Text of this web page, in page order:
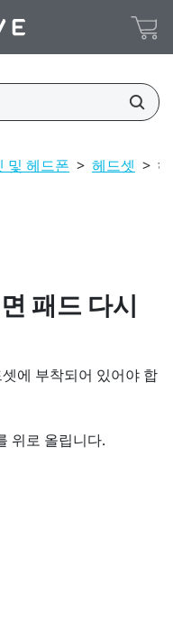
및 헤드폰 > 헤드셋 >
패드 다시
에 부착되어 있어야 합
위로 올립니다.